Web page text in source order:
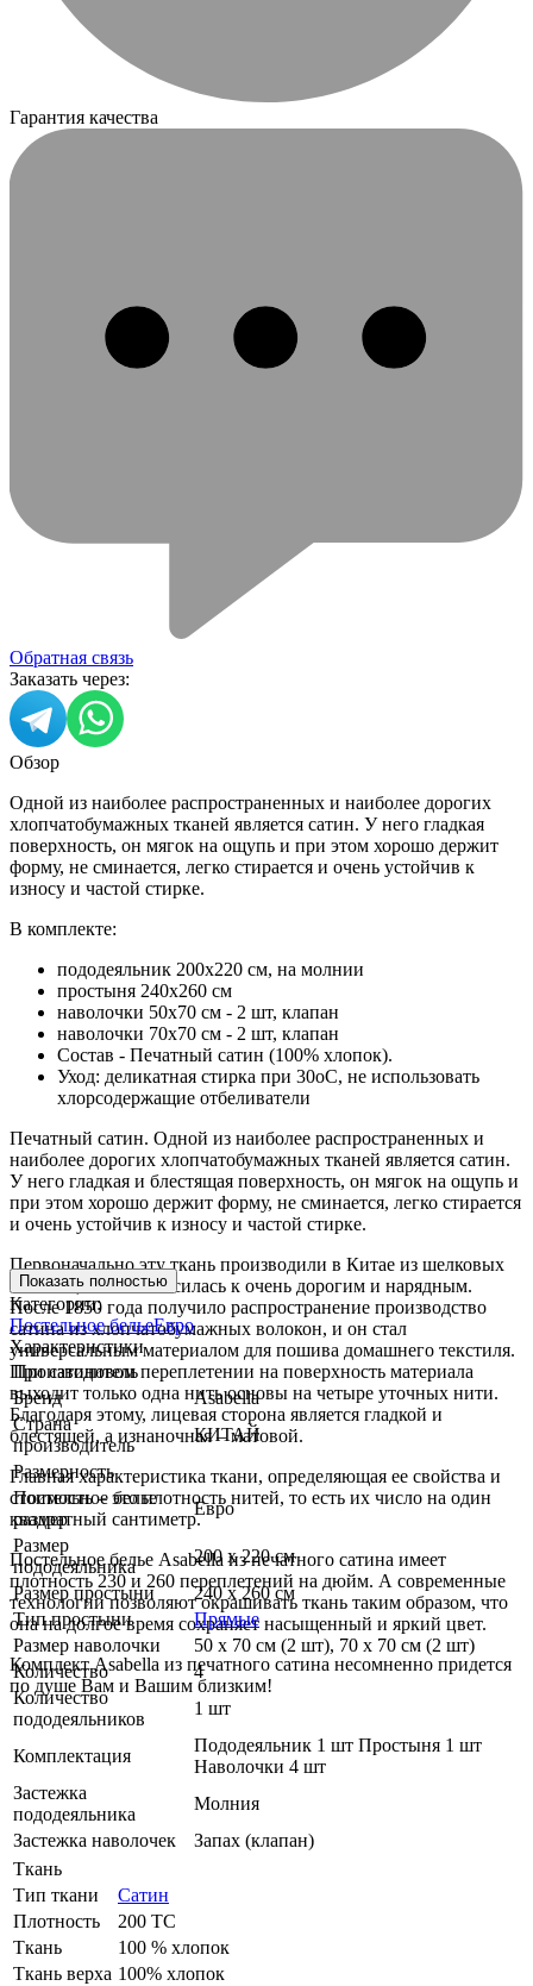
Гарантия качества
Обратная связь
Заказать через:
Обзор
Одной из наиболее распространенных и наиболее дорогих
хлопчатобумажных тканей является сатин. У него гладкая
поверхность, он мягок на ощупь и при этом хорошо держит
форму, не сминается, легко стирается и очень устойчив к
износу и частой стирке.
В комплекте:
пододеяльник 200х220 см, на молнии
простыня 240х260 см
наволочки 50х70 см - 2 шт, клапан
наволочки 70х70 см - 2 шт, клапан
Состав - Печатный сатин (100% хлопок).
Уход: деликатная стирка при 30оС, не использовать
хлорсодержащие отбеливатели
Печатный сатин. Одной из наиболее распространенных и
наиболее дорогих хлопчатобумажных тканей является сатин.
У него гладкая и блестящая поверхность, он мягок на ощупь и
при этом хорошо держит форму, не сминается, легко стирается
и очень устойчив к износу и частой стирке.
Первоначально эту ткань производили в Китае из шелковых
волокон, и она относилась к очень дорогим и нарядным.
После 1850 года получило распространение производство
сатина из хлопчатобумажных волокон, и он стал
универсальным материалом для пошива домашнего текстиля.
При сатиновом переплетении на поверхность материала
выходит только одна нить основы на четыре уточных нити.
Благодаря этому, лицевая сторона является гладкой и
блестящей, а изнаночная – матовой.
Главная характеристика ткани, определяющая ее свойства и
стоимость – это плотность нитей, то есть их число на один
квадратный сантиметр.
Постельное белье Asabella из печатного сатина имеет
плотность 230 и 260 переплетений на дюйм. А современные
технологии позволяют окрашивать ткань таким образом, что
она на долгое время сохраняет насыщенный и яркий цвет.
Комплект Asabella из печатного сатина несомненно придется
по душе Вам и Вашим близким!
Показать полностью
Категории:
Постельное бельеЕвро
Характеристики
Производитель
Бренд
Asabella
Страна
производитель
КИТАЙ
Размерность
Постельное белье
размер
Евро
Размер
пододеяльника
200 х 220 см
Размер простыни
240 х 260 см
Тип простыни
Прямые
Размер наволочки
50 х 70 см (2 шт), 70 х 70 см (2 шт)
Количество
4
Количество
пододеяльников
1 шт
Комплектация
Пододеяльник 1 шт Простыня 1 шт
Наволочки 4 шт
Застежка
пододеяльника
Молния
Застежка наволочек
Запах (клапан)
Ткань
Тип ткани
Сатин
Плотность
200 ТС
Ткань
100 % хлопок
Ткань верха 100% хлопок